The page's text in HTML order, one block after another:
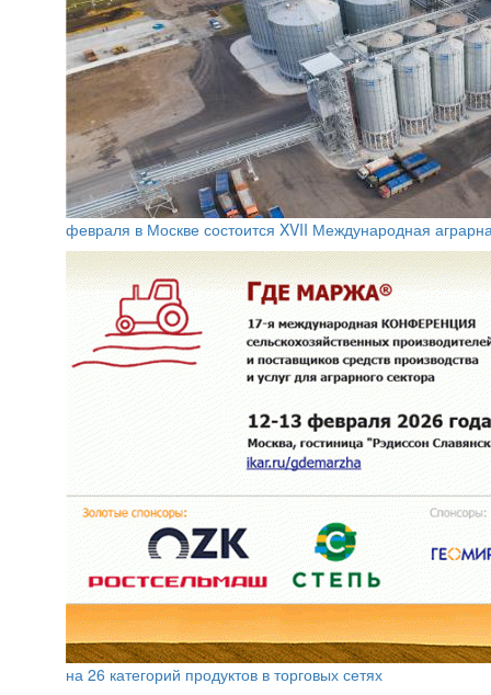
февраля в Москве состоится XVII Международная
на 26 категорий продуктов в торговых сетях